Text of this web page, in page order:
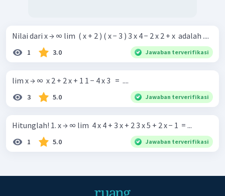
Nilai dari x → ∞ lim ​ ( x + 2 ) ( x − 3 ) 3 x 4 − 2 x 2 + x ​ adalah ....
1 3.0 Jawaban terverifikasi
lim x → ∞ ​ x 2 + 2 x + 1 1 − 4 x 3 ​ ​ = ​ .... ​
3 5.0 Jawaban terverifikasi
Hitunglah! 1. x → ∞ lim ​ 4 x 4 + 3 x + 2 3 x 5 + 2 x − 1 ​ = ...
1 5.0 Jawaban terverifikasi